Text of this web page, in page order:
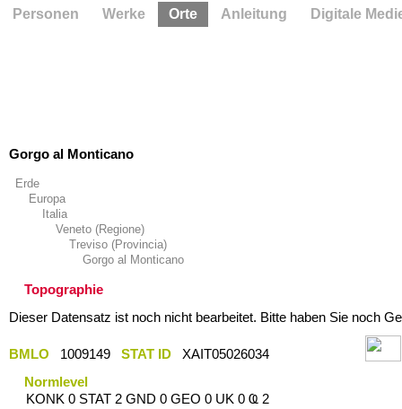
Gorgo al Monticano
Erde
Europa
Italia
Veneto (Regione)
Treviso (Provincia)
Gorgo al Monticano
Topographie
Dieser Datensatz ist noch nicht bearbeitet. Bitte haben Sie noch
BMLO 1009149 STAT ID
XAIT05026034
Normlevel
KONK 0 STAT 2 GND 0 GEO 0 UK 0 Ҩ 2
Personen Werke Orte Anleitung Digitale